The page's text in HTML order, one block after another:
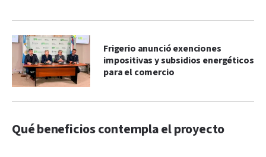
Frigerio anunció exenciones
impositivas y subsidios energéticos
para el comercio
Qué beneficios contempla el proyecto